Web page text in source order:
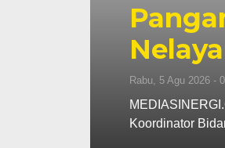
Rabu, 5 Agu 2026 -
Koordinator